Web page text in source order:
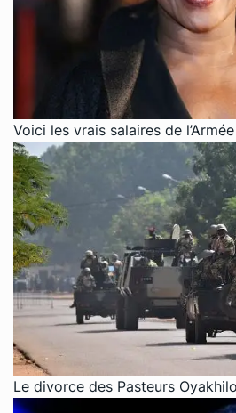
Voici les vrais salaires de
Le divorce des Pasteurs